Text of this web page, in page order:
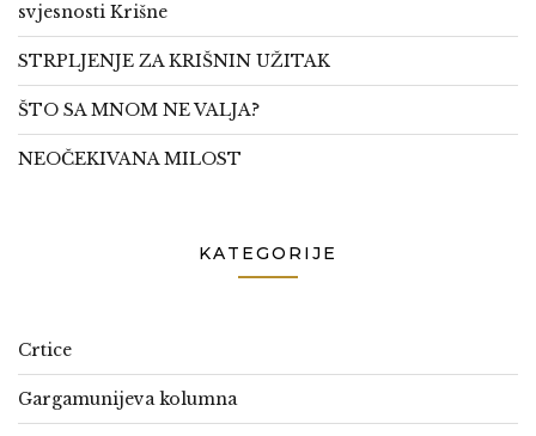
svjesnosti Krišne
STRPLJENJE ZA KRIŠNIN UŽITAK
ŠTO SA MNOM NE VALJA?
NEOČEKIVANA MILOST
KATEGORIJE
Crtice
Gargamunijeva kolumna